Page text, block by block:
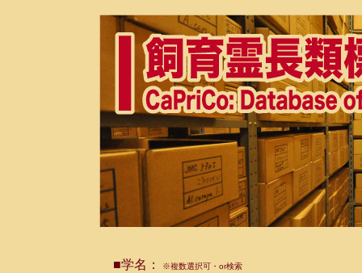
■学名： ※複数選択可・or検索